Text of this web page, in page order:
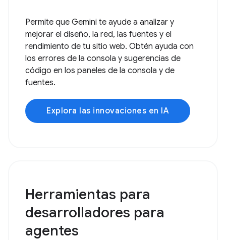
Permite que Gemini te ayude a analizar y
mejorar el diseño, la red, las fuentes y el
rendimiento de tu sitio web. Obtén ayuda con
los errores de la consola y sugerencias de
código en los paneles de la consola y de
fuentes.
Explora las innovaciones en IA
Herramientas para
desarrolladores para
agentes